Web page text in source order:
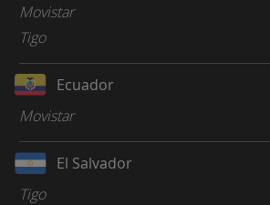
Movistar
Tigo
Ecuador
Movistar
El Salvador
Tigo